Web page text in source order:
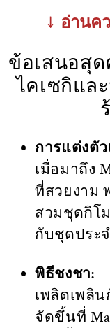
↓ อ่านค
ข้อเสนอสุ
ไคเซกิแล
การแต่งตั
เมื่อมาถึง
ที่สวยงาม
สวมชุดกิโ
กับชุดประ
พิธีชงชา:
เพลิดเพลิ
จัดขึ้นที่